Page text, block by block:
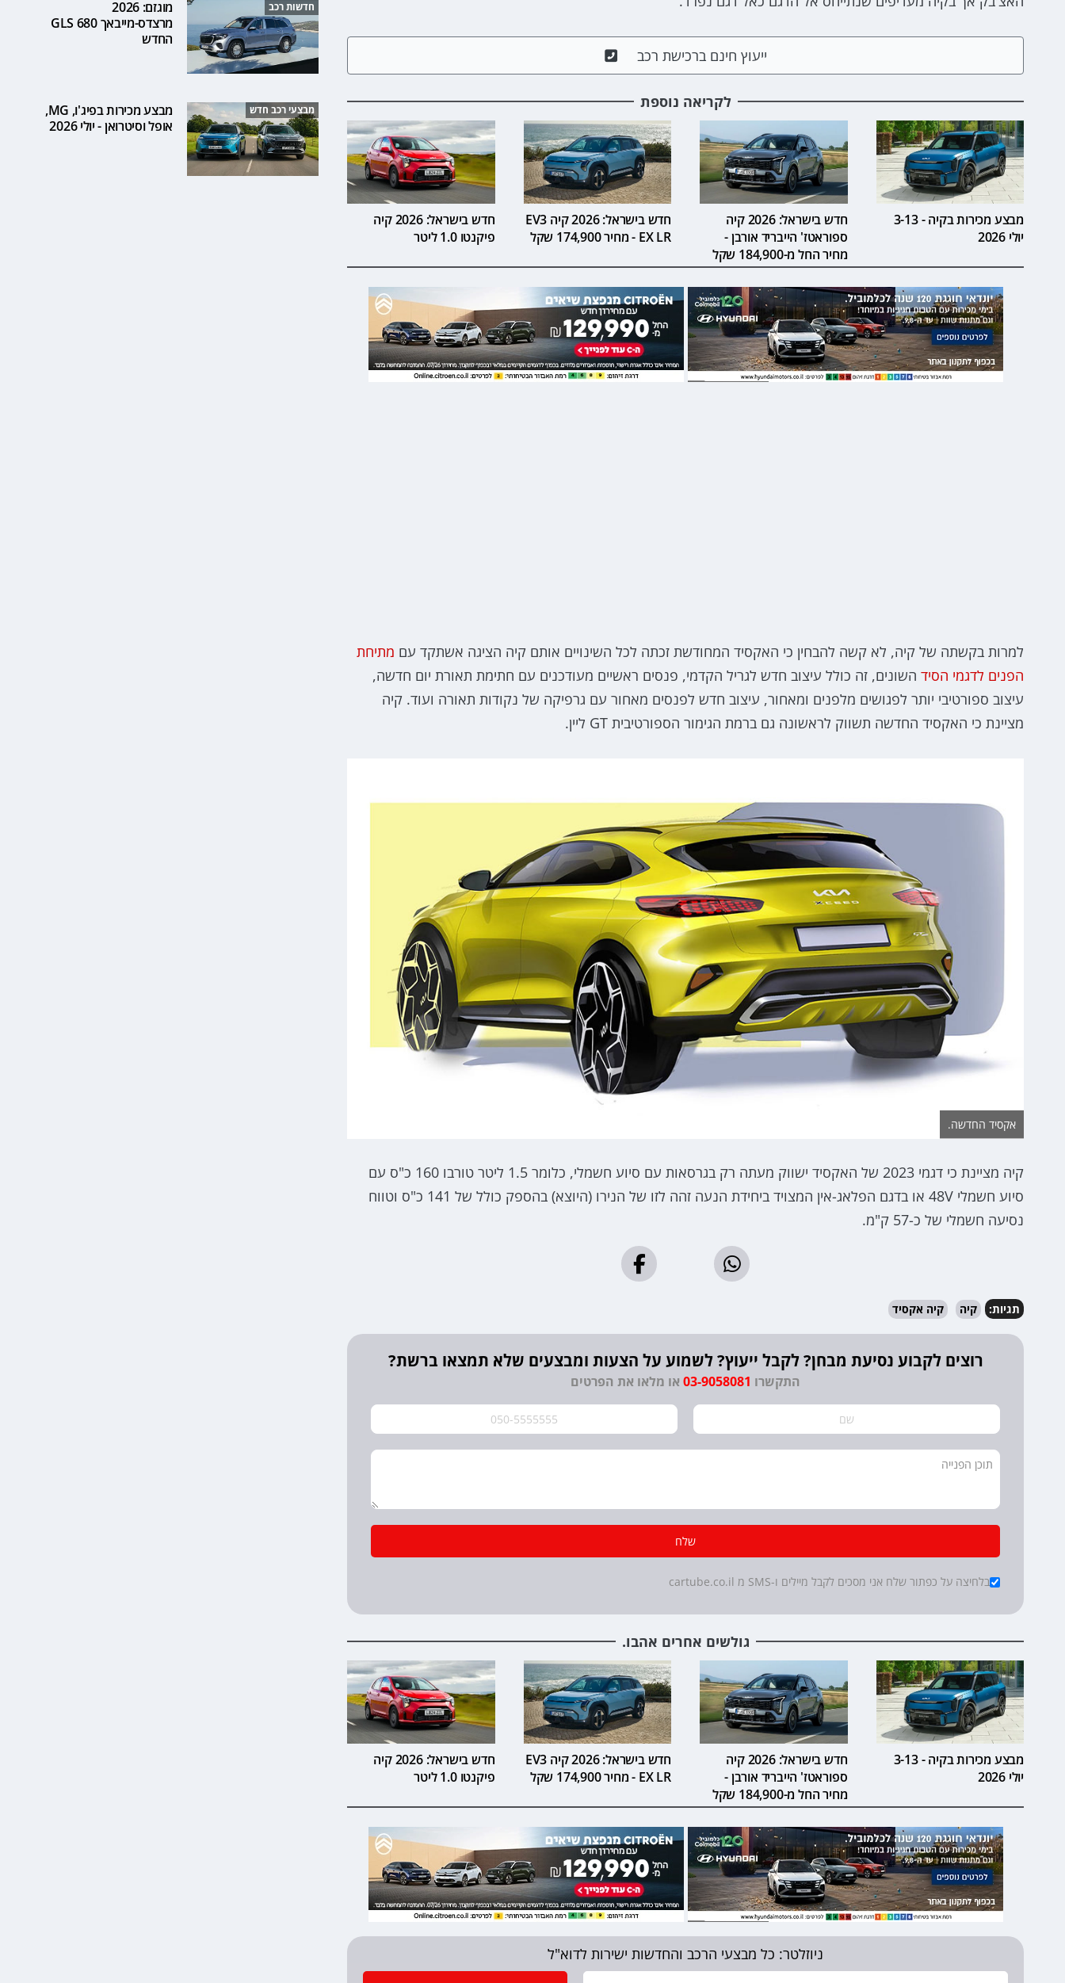
ייעוץ חינם ברכישת רכב
לקריאה נוספת
מבצע מכירות בקיה - 3-13
יולי 2026
חדש בישראל: 2026 קיה
ספוראטז' הייבריד אורבן -
מחיר החל מ-184,900 שקל
חדש בישראל: 2026 קיה EV3
EX LR - מחיר 174,900 שקל
חדש בישראל: 2026 קיה
פיקנטו 1.0 ליטר
למרות בקשתה של קיה, לא קשה להבחין כי האקסיד המחודשת זכתה לכל השינויים אותם קיה הציגה אשתקד עם מתיחת
הפנים לדגמי הסיד השונים, זה כולל עיצוב חדש לגריל הקדמי, פנסים ראשיים מעודכנים עם חתימת תאורת יום חדשה,
עיצוב ספורטיבי יותר לפגושים מלפנים ומאחור, עיצוב חדש לפנסים מאחור עם גרפיקה של נקודות תאורה ועוד. קיה
מציינת כי האקסיד החדשה תשווק לראשונה גם ברמת הגימור הספורטיבית GT ליין.
אקסיד החדשה.
קיה מציינת כי דגמי 2023 של האקסיד ישווק מעתה רק בגרסאות עם סיוע חשמלי, כלומר 1.5 ליטר טורבו 160 כ"ס עם
סיוע חשמלי 48V או בדגם הפלאג-אין המצויד ביחידת הנעה זהה לזו של הנירו (היוצא) בהספק כולל של 141 כ"ס וטווח
נסיעה חשמלי של כ-57 ק"מ.
תגיות: קיה קיה אקסיד
רוצים לקבוע נסיעת מבחן? לקבל ייעוץ? לשמוע על הצעות ומבצעים שלא תמצאו ברשת?
התקשרו 03-9058081 או מלאו את הפרטים
שלח
Checkboxes
*
בלחיצה על כפתור שלח אני מסכים לקבל מיילים ו-SMS מ cartube.co.il
גולשים אחרים אהבו.
מבצע מכירות בקיה - 3-13
יולי 2026
חדש בישראל: 2026 קיה
ספוראטז' הייבריד אורבן -
מחיר החל מ-184,900 שקל
חדש בישראל: 2026 קיה EV3
EX LR - מחיר 174,900 שקל
חדש בישראל: 2026 קיה
פיקנטו 1.0 ליטר
ניוזלטר: כל מבצעי הרכב והחדשות ישירות לדוא"ל
חדשות רכב
מוגזם: 2026
מרצדס-מייבאך GLS 680
החדש
מבצעי רכב חדש
מבצע מכירות בפיג'ו, MG,
אופל וסיטרואן - יולי 2026